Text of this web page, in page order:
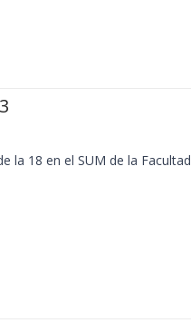
la 18 en el SUM de la Facultad